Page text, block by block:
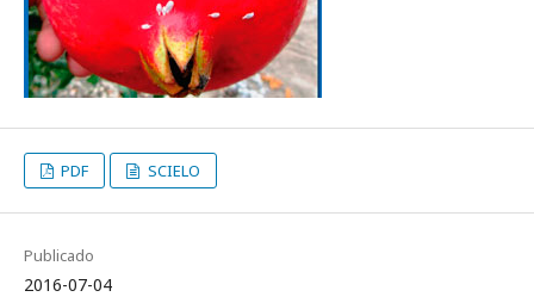
PDF SCIELO
Publicado
2016-07-04